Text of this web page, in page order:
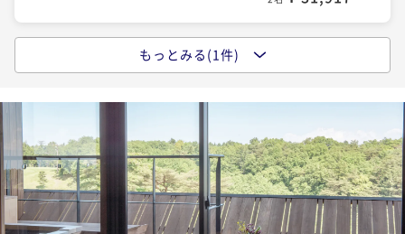
わんちゃんと一緒！＜朝食付＞【富士山を望む露天風
呂付ドッグルーム】（22.05~）
ポイント即利用で最大7％OFF
¥40,320~
2名 ¥ 37,497 ~
もっとみる(1件)